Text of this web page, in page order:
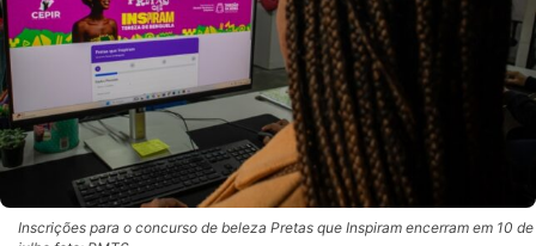
Inscrições para o concurso de beleza Pretas que Inspiram encerram em 10 de